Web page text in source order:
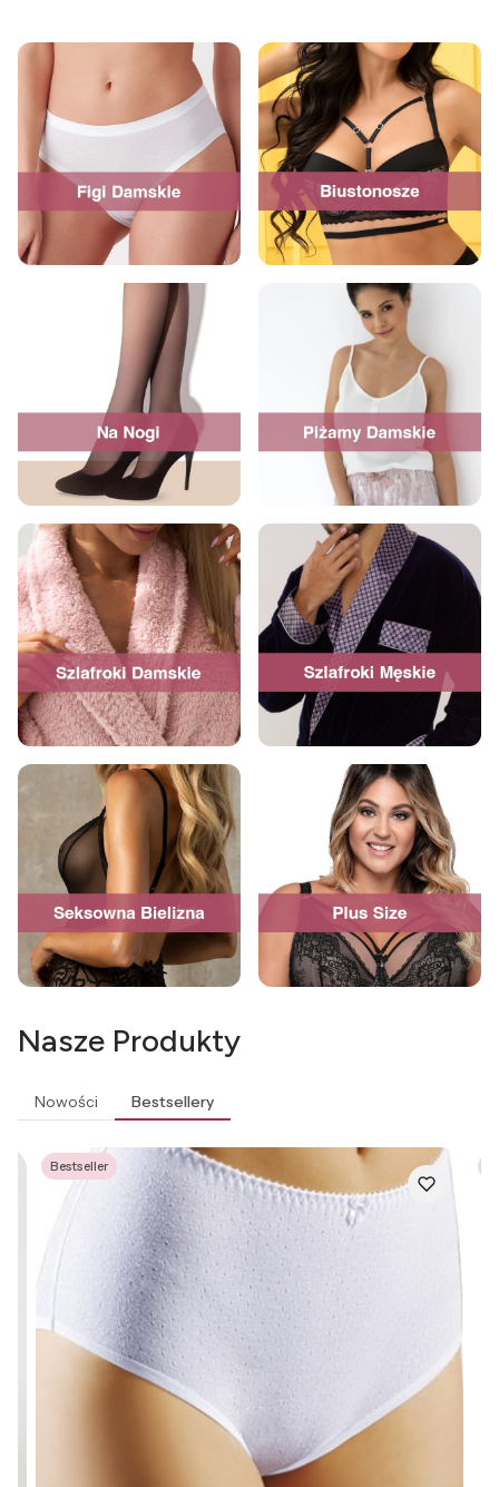
Nasze Produkty
Nowości Bestsellery
Bestseller